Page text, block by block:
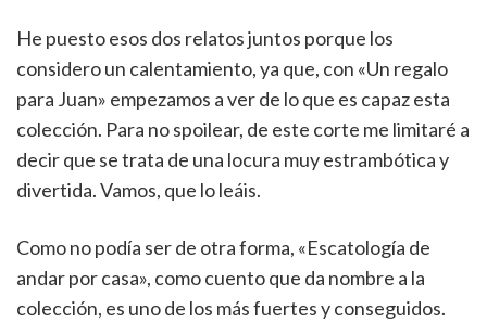
He puesto esos dos relatos juntos porque los
considero un calentamiento, ya que, con «Un regalo
para Juan» empezamos a ver de lo que es capaz esta
colección. Para no spoilear, de este corte me limitaré a
decir que se trata de una locura muy estrambótica y
divertida. Vamos, que lo leáis.
Como no podía ser de otra forma, «Escatología de
andar por casa», como cuento que da nombre a la
colección, es uno de los más fuertes y conseguidos.